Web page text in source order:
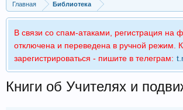
Главная Библиотека
В связи со спам-атаками, регистрация на
отключена и переведена в ручной режим.
зарегистрироваться - пишите в телеграм:
Книги об Учителях и